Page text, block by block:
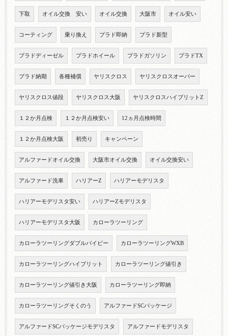
下取 オイル交換 安い オイル交換 大阪市 オイル安い
コーティング 乗り換え プラド即納 プラド新型
プラドディーゼル プラドホイール プラドガソリン プラドTX
プラド納期 各種補償 ヤリスクロス ヤリスクロスオーバー
ヤリスクロス値段 ヤリスクロス大阪 ヤリスクロスハイブリットZ
１２か月点検 １２か月点検安い 12ヵ月点検時間
１２か月点検大阪 初売り キャンペーン
アルファードオイル交換 大阪市オイル交換 オイル交換安い
アルファード洗車 ハリアーZ ハリアーモデリスタ
ハリアーモデリスタ安い ハリアーZモデリスタ
ハリアーモデリスタ大阪 カローラツーリング
カローラツーリングダブルバイビー カローラツーリングWXB
カローラツーリングハイブリット カローラツーリング値引き
カローラツーリング値引き大阪 カローラツーリング即納
カローラツーリングそくのう アルファードSCパッケージ
アルファードSCパッケージモデリスタ アルファードモデリスタ